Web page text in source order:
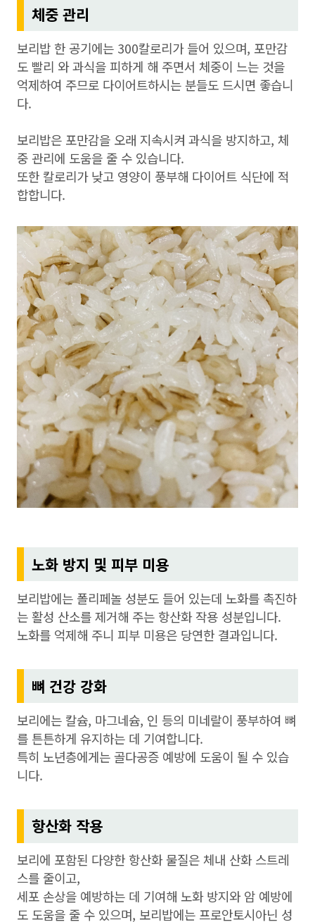
체중 관리
보리밥 한 공기에는 300칼로리가 들어 있으며, 포만감
도 빨리 와 과식을 피하게 해 주면서 체중이 느는 것을
억제하여 주므로 다이어트하시는 분들도 드시면 좋습니
다.
보리밥은 포만감을 오래 지속시켜 과식을 방지하고, 체
중 관리에 도움을 줄 수 있습니다.
또한 칼로리가 낮고 영양이 풍부해 다이어트 식단에 적
합합니다.
노화 방지 및 피부 미용
보리밥에는 폴리페놀 성분도 들어 있는데 노화를 촉진하
는 활성 산소를 제거해 주는 항산화 작용 성분입니다.
노화를 억제해 주니 피부 미용은 당연한 결과입니다.
뼈 건강 강화
보리에는 칼슘, 마그네슘, 인 등의 미네랄이 풍부하여 뼈
를 튼튼하게 유지하는 데 기여합니다.
특히 노년층에게는 골다공증 예방에 도움이 될 수 있습
니다.
항산화 작용
보리에 포함된 다양한 항산화 물질은 체내 산화 스트레
스를 줄이고,
세포 손상을 예방하는 데 기여해 노화 방지와 암 예방에
도 도움을 줄 수 있으며, 보리밥에는 프로안토시아닌 성